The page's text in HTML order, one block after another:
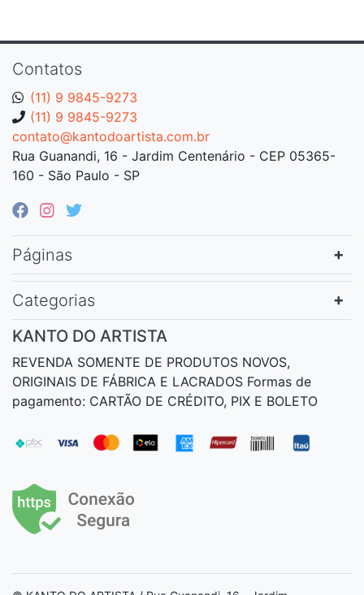
Contatos
(11) 9 9845-9273
(11) 9 9845-9273
contato@kantodoartista.com.br
Rua Guanandi, 16 - Jardim Centenário - CEP 05365-
160 - São Paulo - SP
Páginas
Categorias
KANTO DO ARTISTA
REVENDA SOMENTE DE PRODUTOS NOVOS,
ORIGINAIS DE FÁBRICA E LACRADOS Formas de
pagamento: CARTÃO DE CRÉDITO, PIX E BOLETO